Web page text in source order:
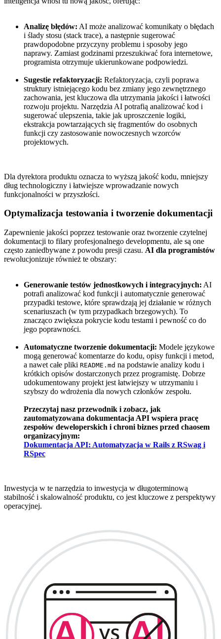
Analizę błędów: AI może analizować komunikaty o błędach
i ślady stosu (stack trace), a następnie sugerować
prawdopodobne przyczyny problemu i sposoby jego
naprawy. Zamiast godzinami przeszukiwać fora internetowe,
programista otrzymuje ukierunkowane podpowiedzi.
Sugestie refaktoryzacji: Refaktoryzacja, czyli poprawa
struktury istniejącego kodu bez zmiany jego zewnętrznego
zachowania, jest kluczowa dla utrzymania jakości i łatwości
rozwoju projektu. Narzędzia AI potrafią analizować kod i
sugerować ulepszenia, takie jak uproszczenie logiki,
ekstrakcja powtarzających się fragmentów do osobnych
funkcji czy zastosowanie nowoczesnych wzorców
projektowych.
Dla dyrektora produktu oznacza to wyższą jakość kodu, mniejszy
dług technologiczny i łatwiejsze wprowadzanie nowych
funkcjonalności w przyszłości.
Optymalizacja testowania i tworzenie dokumentacji
Zapewnienie jakości poprzez testowanie oraz tworzenie czytelnej
dokumentacji to filary profesjonalnego developmentu, ale są one
często zaniedbywane z powodu presji czasu. AI dla programistów
rewolucjonizuje również te obszary:
Generowanie testów jednostkowych i integracyjnych: AI
potrafi analizować kod funkcji i automatycznie generować
przypadki testowe, które sprawdzają jej działanie w różnych
scenariuszach (w tym przypadkach brzegowych). To
znacząco zwiększa pokrycie kodu testami i pewność co do
jego poprawności.
Automatyczne tworzenie dokumentacji: Modele językowe
mogą generować komentarze do kodu, opisy funkcji i metod,
a nawet całe pliki README.md na podstawie analizy kodu i
krótkich opisów dostarczonych przez programistę. Dobrze
udokumentowany projekt jest łatwiejszy w utrzymaniu i
szybszy do wdrożenia dla nowych członków zespołu.
Przeczytaj nasz przewodnik i zobacz, jak
zautomatyzowana dokumentacja API wspiera pracę
zespołów deweloperskich i chroni biznes przed chaosem
organizacyjnym:
Dokumentacja API: Automatyzacja w Rails z RSwag i
RSpec
Inwestycja w te narzędzia to inwestycja w długoterminową
stabilność i skalowalność produktu, co jest kluczowe z perspektywy
operacyjnej.